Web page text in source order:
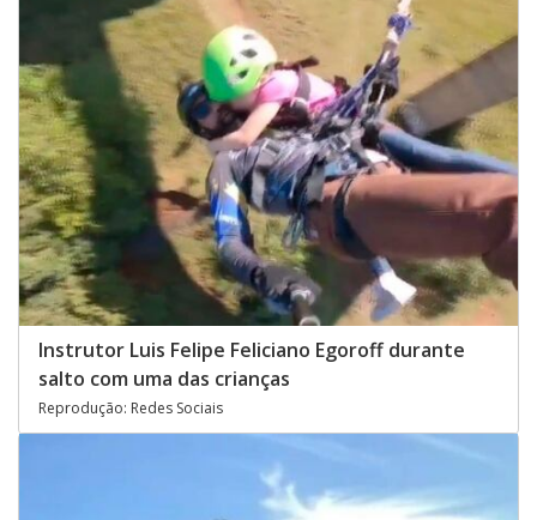
Instrutor Luis Felipe Feliciano Egoroff durante
salto com uma das crianças
Reprodução: Redes Sociais